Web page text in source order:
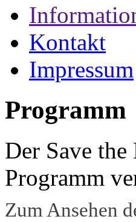
Kontakt
Impressum
Programm
Der Save
Programm
Zum Ansehen